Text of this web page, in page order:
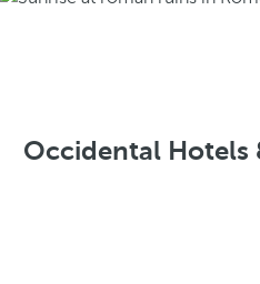
Occidental Hotels